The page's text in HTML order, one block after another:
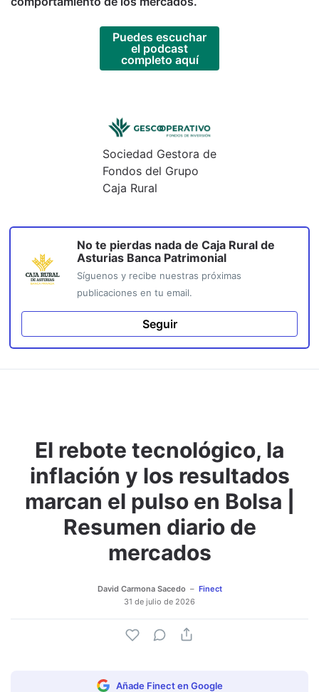
Puedes escuchar
el podcast
completo aquí
Sociedad Gestora de
Fondos del Grupo
Caja Rural
No te pierdas nada de Caja Rural de
Asturias Banca Patrimonial
Síguenos y recibe nuestras próximas
publicaciones en tu email.
Seguir
El rebote tecnológico, la
inflación y los resultados
marcan el pulso en Bolsa |
Resumen diario de
mercados
David Carmona Sacedo
Finect
31 de julio de 2026
Añade Finect en Google